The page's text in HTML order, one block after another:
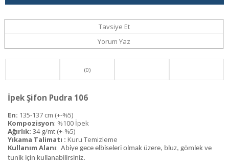
Tavsiye Et
Yorum Yaz
(0)
İpek Şifon Pudra 106
En: 135-137 cm (+-%5)
Kompozisyon: %100 İpek
Ağırlık: 34 g/mt (+-%5)
Yıkama Talimatı : Kuru Temizleme
Kullanım Alanı: Abiye gece elbiseleri olmak üzere, bluz, gömlek ve
tunik için kullanabilirsiniz.